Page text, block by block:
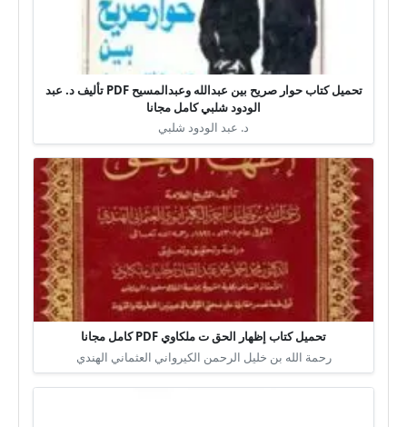
تحميل كتاب حوار صريح بين عبدالله وعبدالمسيح PDF تأليف د. عبد
الودود شلبي كامل مجانا
د. عبد الودود شلبي
تحميل كتاب إظهار الحق ت ملكاوي PDF كامل مجانا
رحمة الله بن خليل الرحمن الكيرواني العثماني الهندي